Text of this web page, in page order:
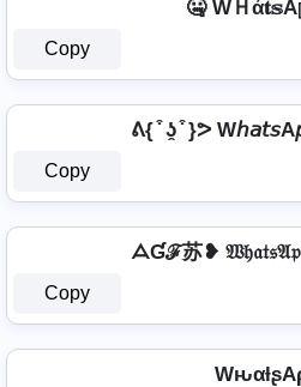
🤐 WＨ
Copy
ᕕ{ ͒ ʖ̯ ͒ }ᕗ
Copy
ᗋƓℱ苏❥
Copy